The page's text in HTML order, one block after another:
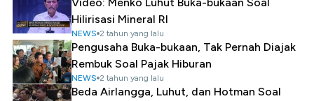
Hilirisasi Mineral RI
NEWS 2 tahun yang lalu
Pengusaha Buka-bukaan, Tak Pernah Diajak
Rembuk Soal Pajak Hiburan
NEWS 2 tahun yang lalu
Beda Airlangga, Luhut, dan Hotman Soal